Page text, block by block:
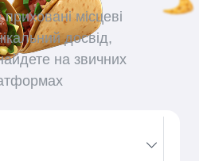
місцеві
досвід,
на звичних